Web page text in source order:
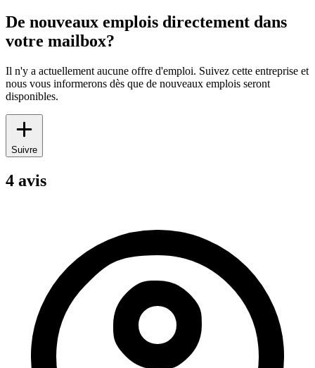
De nouveaux emplois directement dans
votre mailbox?
Il n'y a actuellement aucune offre d'emploi. Suivez cette entreprise et
nous vous informerons dès que de nouveaux emplois seront
disponibles.
Suivre
4 avis